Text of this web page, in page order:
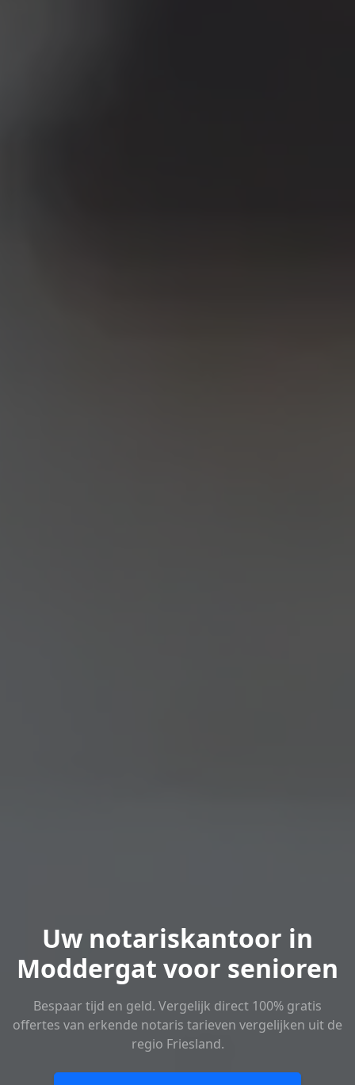
Uw notariskantoor in
Moddergat voor senioren
Bespaar tijd en geld. Vergelijk direct 100% gratis
offertes van erkende notaris tarieven vergelijken uit de
regio Friesland.